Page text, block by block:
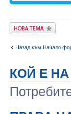
Публикувай нова
тема
Назад към Начало
КОЙ Е